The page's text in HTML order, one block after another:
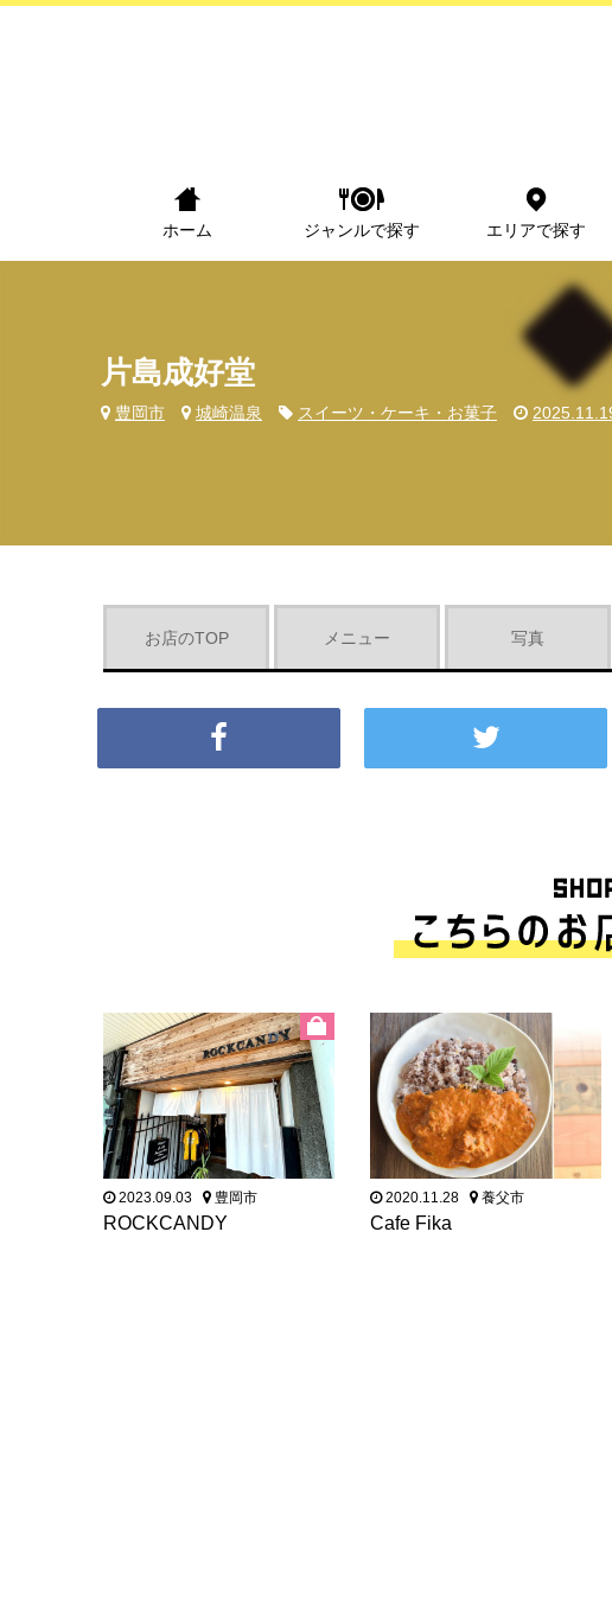
ホーム ジャンルで探す エリアで探す
片島成好堂
豊岡市 城崎温泉 スイーツ・ケーキ・お菓子
お店のTOP メニュー 写真
2023.09.03 豊岡市
ROCKCANDY
2020.11.28 養父市
Cafe Fika